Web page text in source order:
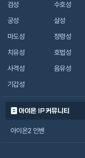
검성
수호성
궁성
살성
마도성
정령성
치유성
호법성
사격성
음유성
기갑성
아이온 IP 커뮤니티
아이온2 인벤